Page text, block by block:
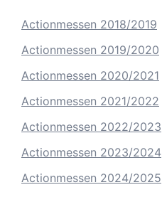
Actionmessen 2018/2019
Actionmessen 2019/2020
Actionmessen 2020/2021
Actionmessen 2021/2022
Actionmessen 2022/2023
Actionmessen 2023/2024
Actionmessen 2024/2025